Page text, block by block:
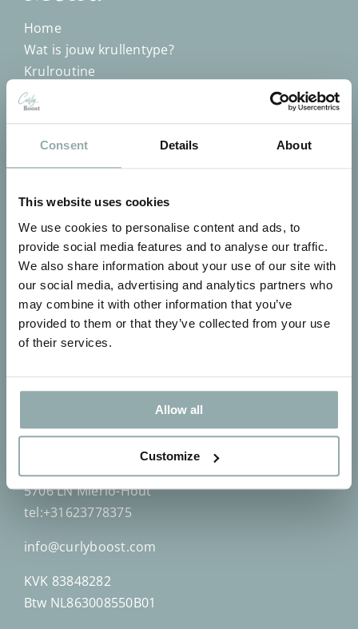
Consent Details About
This website uses cookies
We use cookies to personalise content and ads, to
provide social media features and to analyse our traffic.
We also share information about your use of our site with
our social media, advertising and analytics partners who
may combine it with other information that you’ve
provided to them or that they’ve collected from your use
of their services.
Allow all
Customize
Home
Wat is jouw krullentype?
Krulroutine
Krullenquiz
Handige video’s
Klantenservice
Algemene voorwaarden
Privacybeleid
Contact
By Mon´Que
5706 LN Mierlo-Hout
tel:+31623778375
info@curlyboost.com
KVK 83848282
Btw NL863008550B01